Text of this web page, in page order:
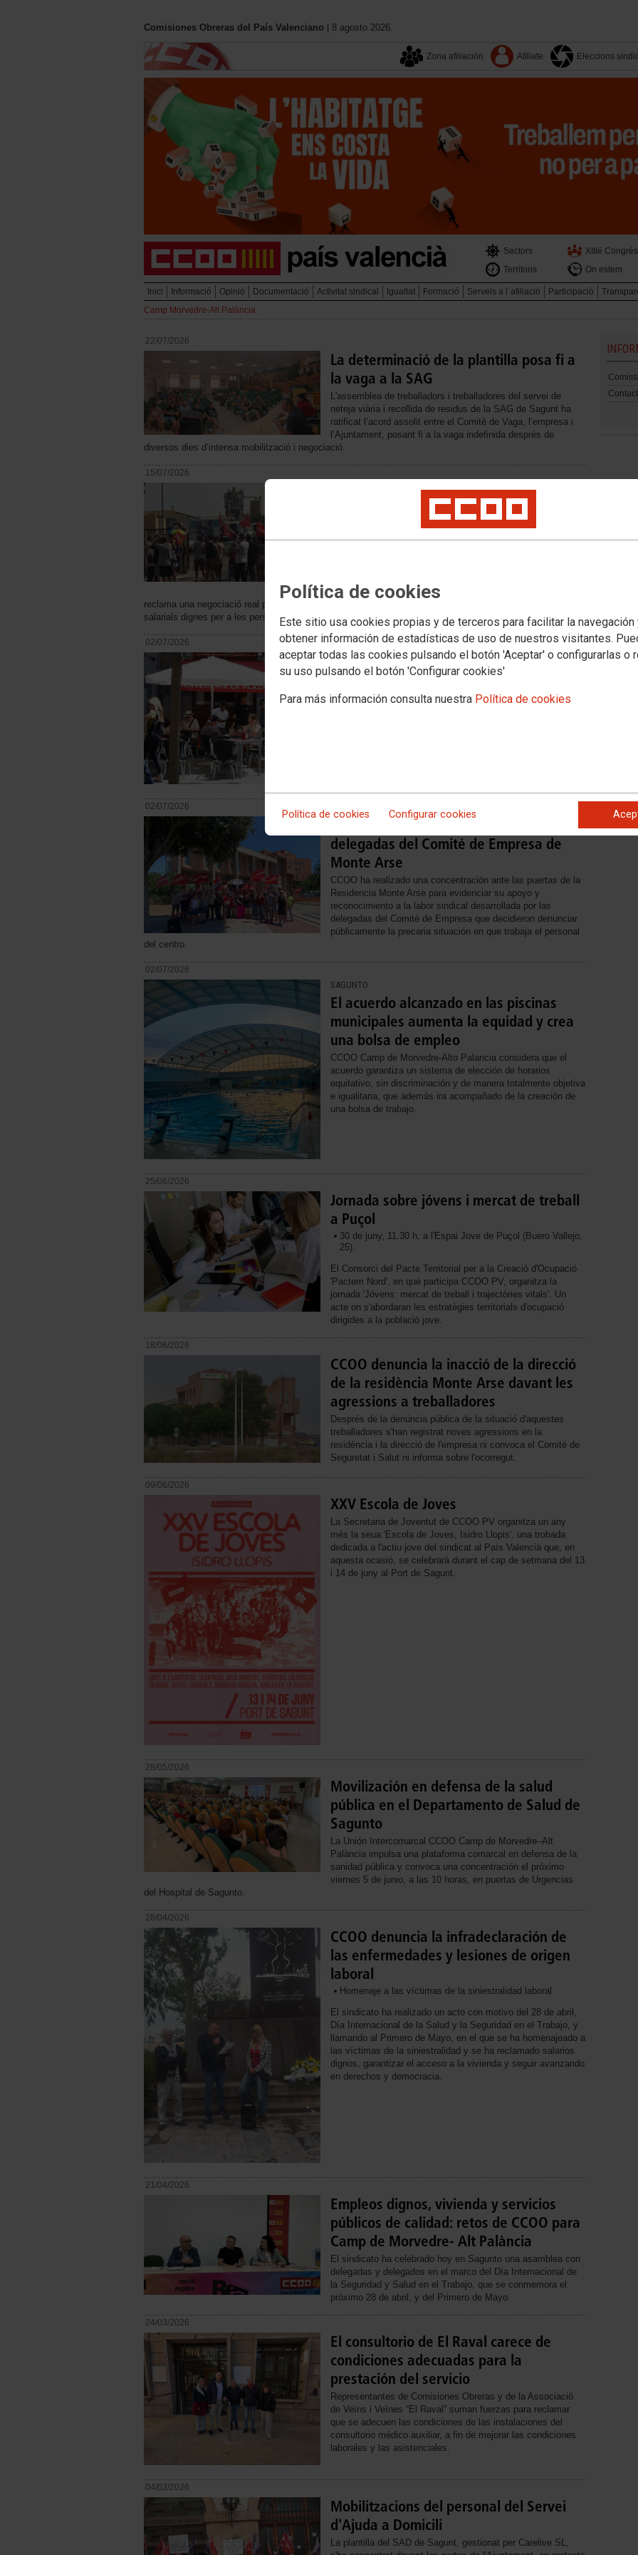
Política de cookies
Este sitio usa cookies propias y de terceros para facilitar la navegación
obtener información de estadísticas de uso de nuestros visitantes.
aceptar todas las cookies pulsando el botón 'Aceptar' o configurarlas o
su uso pulsando el botón 'Configurar cookies'
Para más información consulta nuestra Política de cookies
Política de cookies Configurar cookies
Comisiones Obreras del País Valenciano | 8 agosto 2026.
Zona afiliación Afíliate Eleccions
Sectors XIIIé Congrés
Territoris
On estem
Inici Informació Opinió Documentació Activitat sindical Igualtat Formació Serveis a l´afiliació Participació
Camp Morvedre-Alt Palància
22/07/2026
La determinació de la plantilla posa fi a
la vaga a la SAG
L'assemblea de treballadors i treballadores del servei de
neteja viària i recollida de residus de la SAG de Sagunt ha
ratificat l’acord assolit entre el Comité de Vaga, l’empresa i
l’Ajuntament, posant fi a la vaga indefinida després de
diversos dies d’intensa mobilització i negociació.
15/07/2026
Seguiment massiu en la primera jornada
de vaga del servei de neteja viària i
recollida de residus de Sagunt
Comité de Vaga, valora el suport majoritari de la plantilla i
reclama una negociació real per a resoldre el conflicte. L'objectiu és aconseguir unes condicions laborals i
salarials dignes per a les persones treballadores de la SAG (Societat Anònima de Gestió) de Sagunt.
02/07/2026
Baja el paro registrado en Camp de
Morvedre, pese al incremento de la
población activa
02/07/2026
Concentración de reconocimiento a las
delegadas del Comité de Empresa de
Monte Arse
CCOO ha realizado una concentración ante las puertas de la
Residencia Monte Arse para evidenciar su apoyo y
reconocimiento a la labor sindical desarrollada por las
delegadas del Comité de Empresa que decidieron denunciar
públicamente la precaria situación en que trabaja el personal
del centro.
02/07/2026
SAGUNTO
El acuerdo alcanzado en las piscinas
municipales aumenta la equidad y crea
una bolsa de empleo
CCOO Camp de Morvedre-Alto Palancia considera que el
acuerdo garantiza un sistema de elección de horarios
equitativo, sin discriminación y de manera totalmente objetiva
e igualitaria, que además ira acompañado de la creación de
una bolsa de trabajo.
25/06/2026
Jornada sobre jóvens i mercat de treball
a Puçol
30 de juny, 11.30 h, a l'Espai Jove de Puçol (Buero Vallejo,
25).
El Consorci del Pacte Territorial per a la Creació d'Ocupació
'Pactem Nord', en què participa CCOO PV, organitza la
jornada 'Jóvens: mercat de treball i trajectòries vitals'. Un
acte on s'abordaran les estratègies territorials d'ocupació
dirigides a la població jove.
18/06/2026
CCOO denuncia la inacció de la direcció
de la residència Monte Arse davant les
agressions a treballadores
Després de la denúncia pública de la situació d'aquestes
treballadores s'han registrat noves agressions en la
residència i la direcció de l'empresa ni convoca el Comité de
Seguretat i Salut ni informa sobre l'ocorregut.
09/06/2026
XXV Escola de Joves
La Secretaria de Joventut de CCOO PV organitza un any
més la seua 'Escola de Joves, Isidro Llopis', una trobada
dedicada a l'actiu jove del sindicat al País Valencià que, en
aquesta ocasió, se celebrarà durant el cap de setmana del 13
i 14 de juny al Port de Sagunt.
28/05/2026
Movilización en defensa de la salud
pública en el Departamento de Salud de
Sagunto
La Unión Intercomarcal CCOO Camp de Morvedre–Alt
Palància impulsa una plataforma comarcal en defensa de la
sanidad pública y convoca una concentración el próximo
viernes 5 de junio, a las 10 horas, en puertas de Urgencias
del Hospital de Sagunto.
28/04/2026
CCOO denuncia la infradeclaración de
las enfermedades y lesiones de origen
laboral
Homenaje a las víctimas de la siniestralidad laboral
El sindicato ha realizado un acto con motivo del 28 de abril,
Día Internacional de la Salud y la Seguridad en el Trabajo, y
llamando al Primero de Mayo, en el que se ha homenajeado a
las víctimas de la siniestralidad y se ha reclamado salarios
dignos, garantizar el acceso a la vivienda y seguir avanzando
en derechos y democracia.
21/04/2026
Empleos dignos, vivienda y servicios
públicos de calidad: retos de CCOO para
Camp de Morvedre- Alt Palància
El sindicato ha celebrado hoy en Sagunto una asamblea con
delegadas y delegados en el marco del Día Internacional de
la Seguridad y Salud en el Trabajo, que se conmemora el
próximo 28 de abril, y del Primero de Mayo.
24/03/2026
El consultorio de El Raval carece de
condiciones adecuadas para la
prestación del servicio
Representantes de Comisiones Obreras y de la Associació
de Veïns i Veïnes “El Raval” suman fuerzas para reclamar
que se adecuen las condiciones de las instalaciones del
consultorio médico auxiliar, a fin de mejorar las condiciones
laborales y las asistenciales.
04/03/2026
Mobilitzacions del personal del Servei
d'Ajuda a Domicili
La plantilla del SAD de Sagunt, gestionat per Carelive SL,